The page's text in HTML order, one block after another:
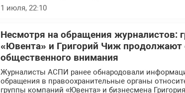
1 июля, 22:10
Несмотря на обращения журналистов:
«Ювента» и Григорий Чиж продолжают
общественного внимания
Журналисты АСПИ ранее обнародовали
обращения в правоохранительные органы
группы компаний «Ювента» и бизнесмена